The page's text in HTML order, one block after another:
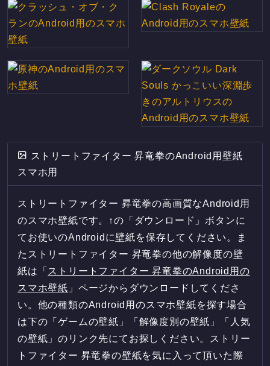
ストリートファイター 昇竜拳のAndroid用壁紙
スマホ用
ストリートファイター 昇竜拳の高画質なAndroid用
のスマホ壁紙です。↑の「ダウンロード」ボタンに
てお使いのAndroidに壁紙を保存してください。ま
たストリートファイター 昇竜拳の他の解像度の壁
紙は「 ストリートファイター 昇竜拳のAndroid用の
スマホ壁紙 」ページからダウンロードしてくださ
い。他の種類のAndroid用のスマホ壁紙を探す場合
は下の「ゲームの壁紙」「解像度別の壁紙」「人気
の壁紙」のリンク先にてお探しください。ストリー
トファイター 昇竜拳の壁紙を気に入って頂いた際